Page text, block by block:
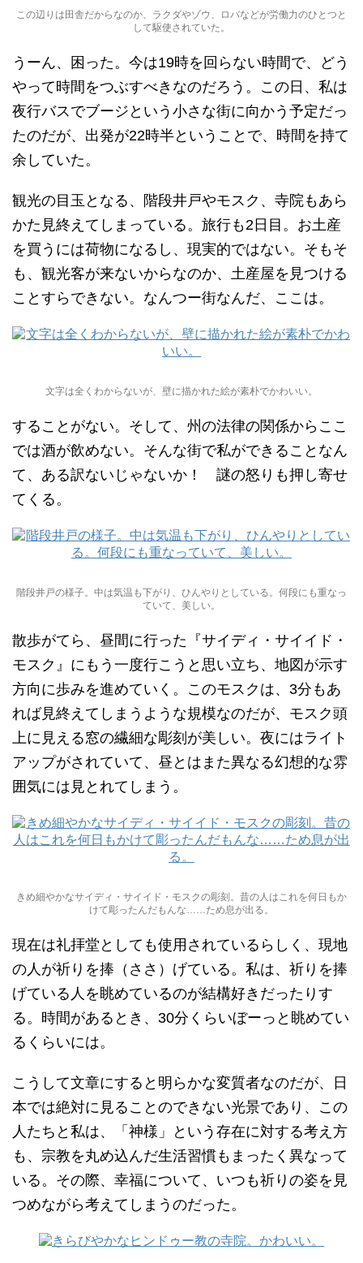
この辺りは田舎だからなのか、ラクダやゾウ、ロバなどが労働力のひとつと
して駆使されていた。
うーん、困った。今は19時を回らない時間で、どう
やって時間をつぶすべきなのだろう。この日、私は
夜行バスでブージという小さな街に向かう予定だっ
たのだが、出発が22時半ということで、時間を持て
余していた。
観光の目玉となる、階段井戸やモスク、寺院もあら
かた見終えてしまっている。旅行も2日目。お土産
を買うには荷物になるし、現実的ではない。そもそ
も、観光客が来ないからなのか、土産屋を見つける
ことすらできない。なんつー街なんだ、ここは。
文字は全くわからないが、壁に描かれた絵が素朴でかわいい。
することがない。そして、州の法律の関係からここ
では酒が飲めない。そんな街で私ができることなん
て、ある訳ないじゃないか！ 謎の怒りも押し寄せ
てくる。
階段井戸の様子。中は気温も下がり、ひんやりとしている。何段にも重なっ
ていて、美しい。
散歩がてら、昼間に行った『サイディ・サイイド・
モスク』にもう一度行こうと思い立ち、地図が示す
方向に歩みを進めていく。このモスクは、3分もあ
れば見終えてしまうような規模なのだが、モスク頭
上に見える窓の繊細な彫刻が美しい。夜にはライト
アップがされていて、昼とはまた異なる幻想的な雰
囲気には見とれてしまう。
きめ細やかなサイディ・サイイド・モスクの彫刻。昔の人はこれを何日もか
けて彫ったんだもんな……ため息が出る。
現在は礼拝堂としても使用されているらしく、現地
の人が祈りを捧（ささ）げている。私は、祈りを捧
げている人を眺めているのが結構好きだったりす
る。時間があるとき、30分くらいぼーっと眺めてい
るくらいには。
こうして文章にすると明らかな変質者なのだが、日
本では絶対に見ることのできない光景であり、この
人たちと私は、「神様」という存在に対する考え方
も、宗教を丸め込んだ生活習慣もまったく異なって
いる。その際、幸福について、いつも祈りの姿を見
つめながら考えてしまうのだった。